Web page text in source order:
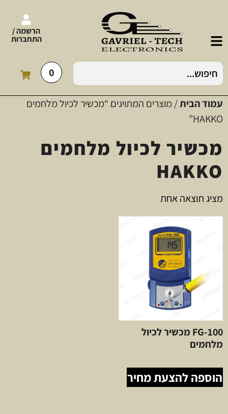
הרשמה /
התחברות
0
עמוד הבית/ מוצרים המתויגים “מכשיר לכיול מלחמים
HAKKO”
מכשיר לכיול מלחמים
HAKKO
מציג תוצאה אחת
FG-100 מכשיר לכיול
מלחמים
הוספה להצעת מחיר